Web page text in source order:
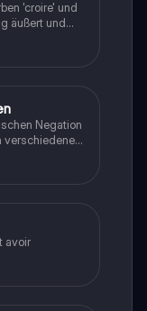
'croire' und
äußert und
negative Form
Negation
verschiedenen
personne'.
avoir